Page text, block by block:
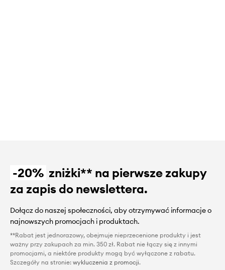
-20% zniżki** na pierwsze zakupy
za zapis do newslettera.
Dołącz do naszej społeczności, aby otrzymywać informacje o
najnowszych promocjach i produktach.
**Rabat jest jednorazowy, obejmuje nieprzecenione produkty i jest
ważny przy zakupach za min. 350 zł. Rabat nie łączy się z innymi
promocjami, a niektóre produkty mogą być wyłączone z rabatu.
Szczegóły na stronie: wykluczenia z promocji.